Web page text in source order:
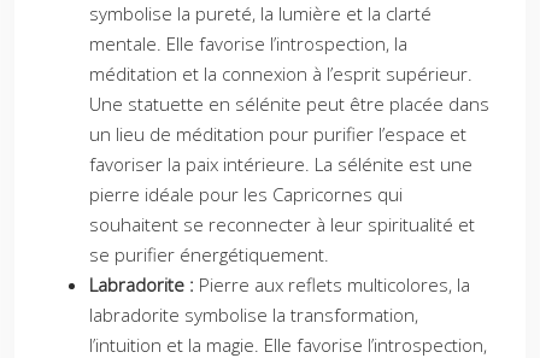
symbolise la pureté, la lumière et la clarté
mentale. Elle favorise l’introspection, la
méditation et la connexion à l’esprit supérieur.
Une statuette en sélénite peut être placée dans
un lieu de méditation pour purifier l’espace et
favoriser la paix intérieure. La sélénite est une
pierre idéale pour les Capricornes qui
souhaitent se reconnecter à leur spiritualité et
se purifier énergétiquement.
Labradorite : Pierre aux reflets multicolores, la
labradorite symbolise la transformation,
l’intuition et la magie. Elle favorise l’introspection,